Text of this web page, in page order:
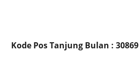
Kode Pos Tanjung Bulan : 30869